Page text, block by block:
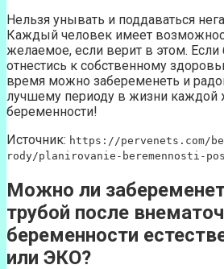
Нельзя унывать и поддаваться
Каждый человек имеет
желаемое, если верит в этом.
отнестись к собственному
время можно забеременеть и
лучшему периоду в жизни
беременности!
Источник: https://pervenets.com/
rody/planirovanie-beremennosti-
Можно ли
трубой после
беременности
или ЭКО?